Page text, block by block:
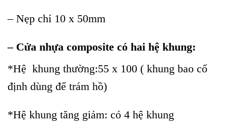
– Nẹp chỉ 10 x 50mm
– Cửa nhựa composite có hai hệ khung:
*Hệ khung thường:55 x 100 ( khung bao cố
định dùng để trám hồ)
*Hệ khung tăng giảm: có 4 hệ khung